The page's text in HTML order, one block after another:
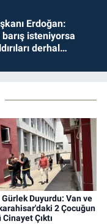
Erdoğan:
isteniyorsa
derhal
Duyurdu: Van ve
2 Çocuğun
Çıktı